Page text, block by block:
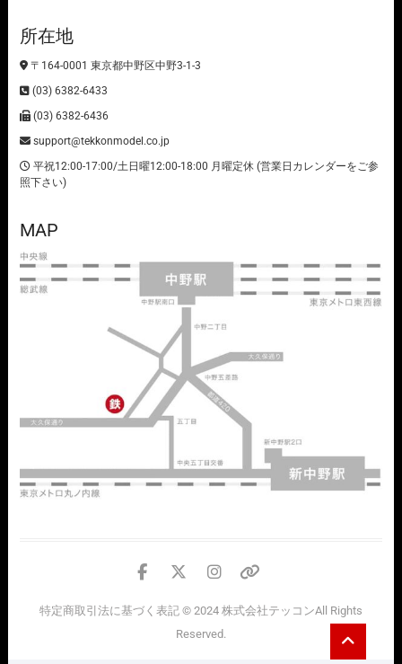
所在地
〒164-0001 東京都中野区中野3-1-3
(03) 6382-6433
(03) 6382-6436
support@tekkonmodel.co.jp
平祝12:00-17:00/土日曜12:00-18:00 月曜定休 (営業日カレンダーをご参
照下さい)
MAP
facebook
twitter
instagram
情
特定商取引法に基づく表記© 2024 株式会社テッコンAll Rights
Reserved.
to